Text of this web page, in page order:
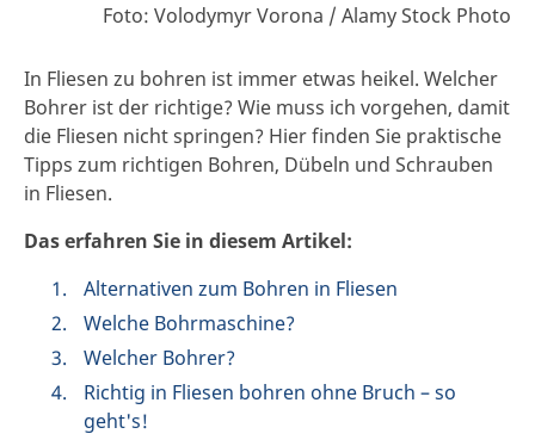
Foto: Volodymyr Vorona / Alamy Stock Photo
In Fliesen zu bohren ist immer etwas heikel. Welcher
Bohrer ist der richtige? Wie muss ich vorgehen, damit
die Fliesen nicht springen? Hier finden Sie praktische
Tipps zum richtigen Bohren, Dübeln und Schrauben
in Fliesen.
Das erfahren Sie in diesem Artikel:
Alternativen zum Bohren in Fliesen
Welche Bohrmaschine?
Welcher Bohrer?
Richtig in Fliesen bohren ohne Bruch – so
geht's!